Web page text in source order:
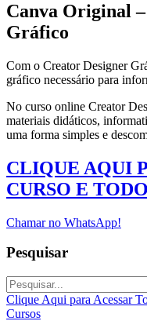
Canva Original
Gráfico
Com o Creator Designer
gráfico necessário para
No curso online Creator
materiais didáticos,
uma forma simples e
CLIQUE AQUI
CURSO E
Chamar no WhatsApp!
Pesquisar
Clique Aqui para Acessar
Cursos